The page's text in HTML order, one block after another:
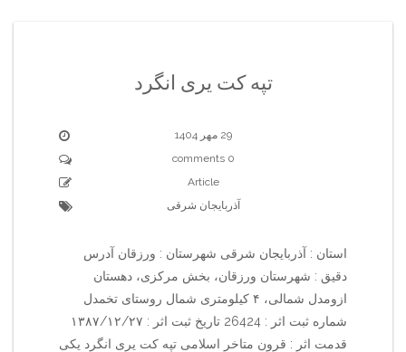
تپه کت یری انگرد
29 مهر 1404
0 comments
Article
آذربایجان شرقی
استان : آذربایجان شرقی شهرستان : ورزقان آدرس
دقیق : شهرستان ورزقان، بخش مرکزی، دهستان
ازومدل شمالی، ۴ کیلومتری شمال روستای تخمدل
شماره ثبت اثر : 26424 تاریخ ثبت اثر : ۱۳۸۷/۱۲/۲۷
قدمت اثر : قرون متاخر اسلامی تپه کت یری انگرد یکی